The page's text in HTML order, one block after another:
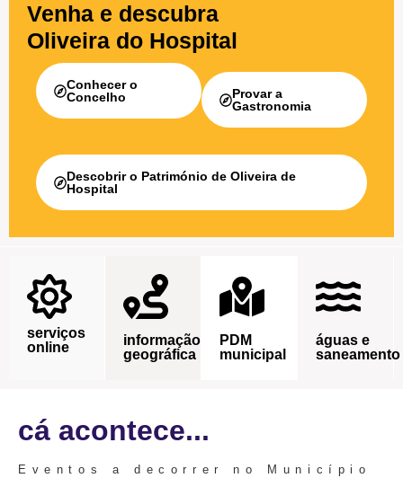
Venha e descubra
Oliveira do Hospital
Conhecer o
Concelho
Provar a
Gastronomia
Descobrir o Património de Oliveira de
Hospital
serviços
online
informação
geográfica
PDM
municipal
águas e
saneamento
cá acontece...
Eventos a decorrer no Município